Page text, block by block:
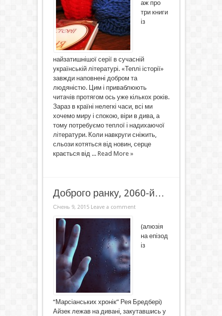
аж про
три книги
із
найзатишнішої серії в сучасній
українській літературі. «Теплі історії»
завжди наповнені добром та
людяністю. Цим і приваблюють
читачів протягом ось уже кількох років.
Зараз в країні нелегкі часи, всі ми
хочемо миру і спокою, віри в дива, а
тому потребуємо теплої і надихаючої
літератури. Коли навкруги сніжить,
сльози котяться від новин, серце
крається від ... Read More »
Доброго ранку, 2060-й…
Січень 9, 2015 Leave a comment
(алюзія
на епізод
із
“Марсіанських хронік” Рея Бредбері)
Айзек лежав на дивані, закутавшись у